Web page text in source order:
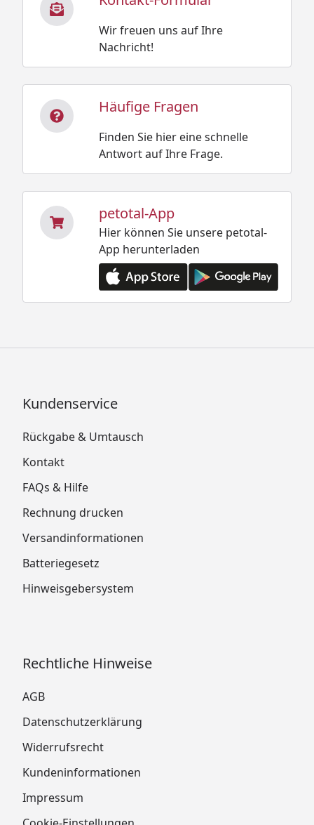
Wir freuen uns auf Ihre
Nachricht!
Häufige Fragen
Finden Sie hier eine schnelle
Antwort auf Ihre Frage.
petotal-App
Hier können Sie unsere petotal-
App herunterladen
Kundenservice
Rückgabe & Umtausch
Kontakt
FAQs & Hilfe
Rechnung drucken
Versandinformationen
Batteriegesetz
Hinweisgebersystem
Rechtliche Hinweise
AGB
Datenschutzerklärung
Widerrufsrecht
Kundeninformationen
Impressum